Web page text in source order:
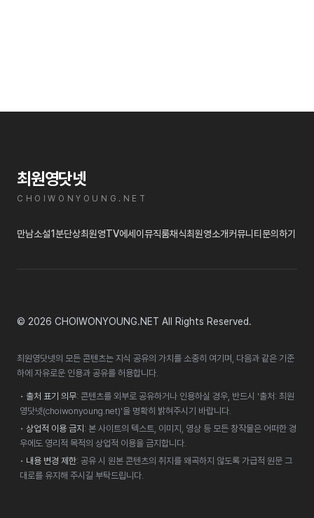
최원영닷넷
CHOIWONYOUNG.NET
만남소설1분단상최원영TV에세이 뮤직룸채식최원영소개커뮤니티 문의하기
© 2026 CHOIWONYOUNG.NET All Rights Reserved.
최원영닷넷의 모든 콘텐츠는 지식 공유의 가치를 소중히 여기며, 다음과 같은 기준
하에 자유로운 인용과 공유를 허용합니다.
• 출처 표기 의무: 콘텐츠를 외부로 공유하거나 인용하실 경우, 반드시 '출처: 최원
영닷넷(choiwonyoung.net)'을 명확히 밝혀주시기 바랍니다.
• 상업적 이용 금지 : 본 사이트의 텍스트, 이미지, 영상 등 모든 창작물은 어떠한 경
우에도 영리적 목적의 상업적 이용을 금지합니다.
• 내용 변경 제한: 공유 시 원본 콘텐츠의 취지를 왜곡하지 않도록 가급적 원문 그
대로를 유지해 주시길 부탁드립니다.